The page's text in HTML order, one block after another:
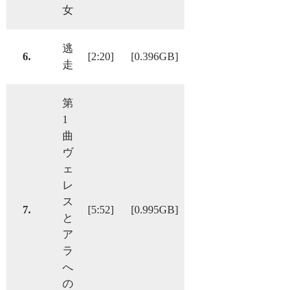
女
6.
逃
走
[2:20] [0.396GB]
7.
第
1
曲
ヴ
ェ
レ
ス
と
ア
ラ
へ
の
[5:52] [0.995GB]